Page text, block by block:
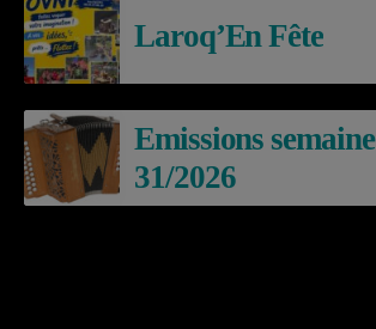
Laroq’En Fête
Emissions semaine
31/2026